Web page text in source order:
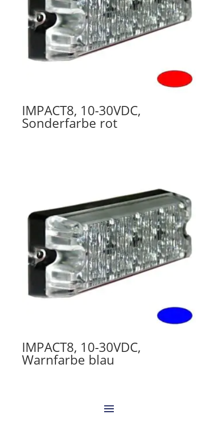
IMPACT8, 10-30VDC,
Sonderfarbe rot
IMPACT8, 10-30VDC,
Warnfarbe blau